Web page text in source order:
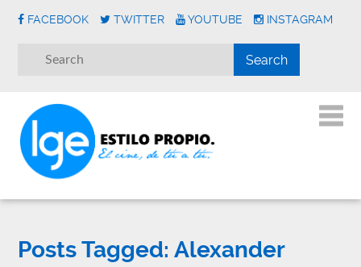
FACEBOOK TWITTER YOUTUBE INSTAGRAM
Posts Tagged: Alexander